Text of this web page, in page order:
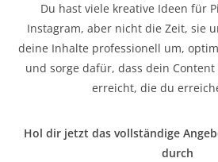
Du hast viele kreative Ideen für
Instagram, aber nicht die Zeit, sie
deine Inhalte professionell um,
und sorge dafür, dass dein
erreicht, die du
Hol dir jetzt das vollständige
durch